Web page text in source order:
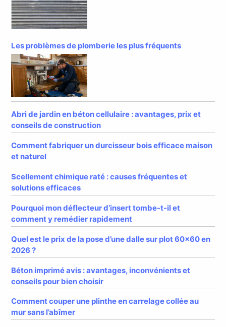
Les problèmes de plomberie les plus fréquents
Abri de jardin en béton cellulaire : avantages, prix et
conseils de construction
Comment fabriquer un durcisseur bois efficace maison
et naturel
Scellement chimique raté : causes fréquentes et
solutions efficaces
Pourquoi mon déflecteur d’insert tombe-t-il et
comment y remédier rapidement
Quel est le prix de la pose d’une dalle sur plot 60×60 en
2026 ?
Béton imprimé avis : avantages, inconvénients et
conseils pour bien choisir
Comment couper une plinthe en carrelage collée au
mur sans l’abîmer